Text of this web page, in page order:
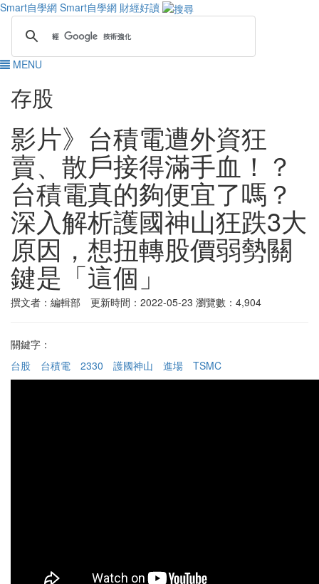
Smart自學網 Smart自學網 財經好讀
MENU
存股
影片》台積電遭外資狂
賣、散戶接得滿手血！？
台積電真的夠便宜了嗎？
深入解析護國神山狂跌3大
原因，想扭轉股價弱勢關
鍵是「這個」
撰文者：編輯部 更新時間：2022-05-23 瀏覽數：4,904
關鍵字：
台股
台積電 2330 護國神山 進場 TSMC